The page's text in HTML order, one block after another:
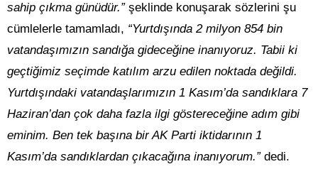
sahip çıkma günüdür.”şeklinde konuşarak sözlerini şu
cümlelerle tamamladı, “Yurtdışında 2 milyon 854 bin
vatandaşımızın sandığa gideceğine inanıyoruz. Tabii ki
geçtiğimiz seçimde katılım arzu edilen noktada değildi.
Yurtdışındaki vatandaşlarımızın 1 Kasım’da sandıklara 7
Haziran’dan çok daha fazla ilgi göstereceğine adım gibi
eminim. Ben tek başına bir AK Parti iktidarının 1
Kasım’da sandıklardan çıkacağına inanıyorum.”dedi.